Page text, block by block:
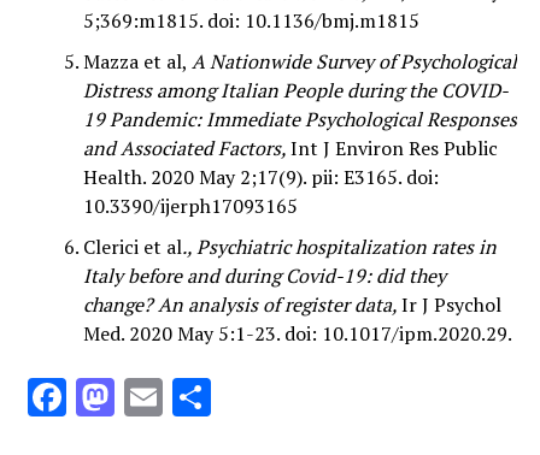
5;369:m1815. doi: 10.1136/bmj.m1815
Mazza et al, A Nationwide Survey of Psychological
Distress among Italian People during the COVID-
19 Pandemic: Immediate Psychological Responses
and Associated Factors,Int J Environ Res Public
Health. 2020 May 2;17(9). pii: E3165. doi:
10.3390/ijerph17093165
Clerici et al., Psychiatric hospitalization rates in
Italy before and during Covid-19: did they
change? An analysis of register data,Ir J Psychol
Med. 2020 May 5:1-23. doi: 10.1017/ipm.2020.29.
Facebook
Mastodon
EmailCondividi